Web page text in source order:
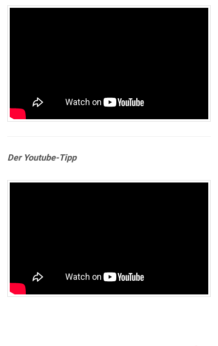
Der Youtube-Tipp